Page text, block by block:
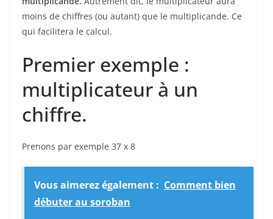
moins de chiffres (ou autant) que le multiplicande. Ce
qui facilitera le calcul.
Premier exemple :
multiplicateur à un
chiffre.
Prenons par exemple 37 x 8
Vous aimerez également : Comment bien
débuter au soroban